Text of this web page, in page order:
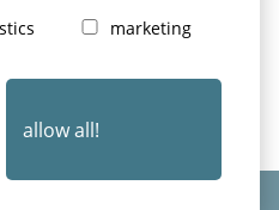
marketing
allow all!
Prawo spadkowe Greifswald